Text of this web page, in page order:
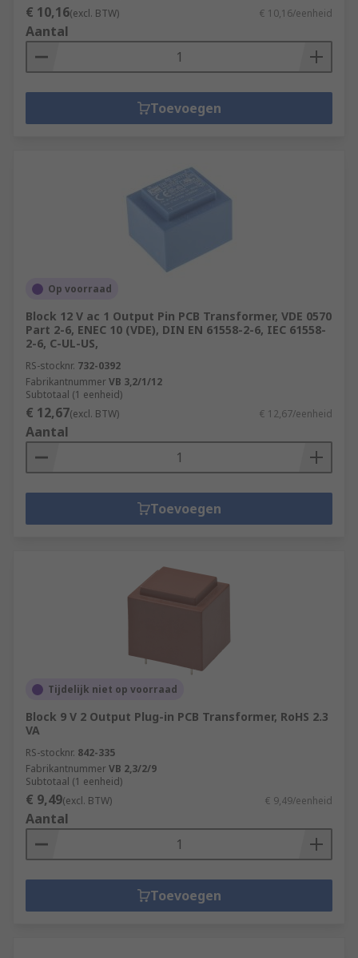
€ 10,16(excl. BTW) € 10,16/eenheid
Aantal
Toevoegen
Op voorraad
Block 12 V ac 1 Output Pin PCB Transformer, VDE 0570
Part 2-6, ENEC 10 (VDE), DIN EN 61558-2-6, IEC 61558-
2-6, C-UL-US,
RS-stocknr. 732-0392
FabrikantnummerVB 3,2/1/12
Subtotaal (1 eenheid)
€ 12,67(excl. BTW) € 12,67/eenheid
Aantal
Toevoegen
Tijdelijk niet op voorraad
Block 9 V 2 Output Plug-in PCB Transformer, RoHS 2.3
VA
RS-stocknr. 842-335
FabrikantnummerVB 2,3/2/9
Subtotaal (1 eenheid)
€ 9,49(excl. BTW) € 9,49/eenheid
Aantal
Toevoegen